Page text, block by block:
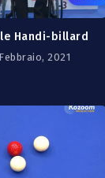
Handi-billard
2021